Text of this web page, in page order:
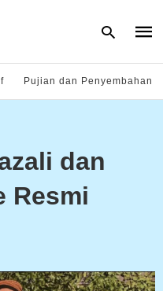
Pujian dan Penyembahan
dan
Resmi